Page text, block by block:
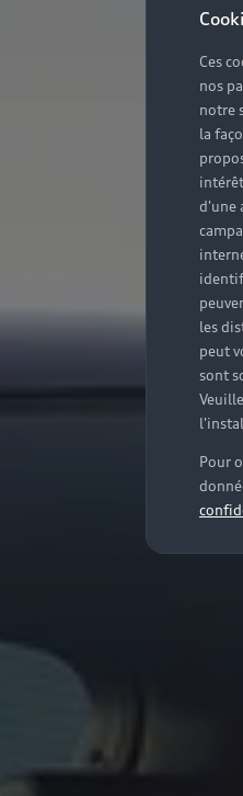
Ces
nos
notre
la
d'une
les
peut
sont
Pour